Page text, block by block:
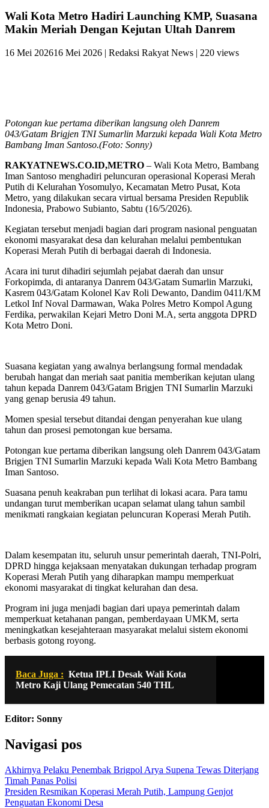
Wali Kota Metro Hadiri Launching KMP, Suasana
Makin Meriah Dengan Kejutan Ultah Danrem
16 Mei 202616 Mei 2026 | Redaksi Rakyat News | 220 views
Potongan kue pertama diberikan langsung oleh Danrem
043/Gatam Brigjen TNI Sumarlin Marzuki kepada Wali Kota Metro
Bambang Iman Santoso.(Foto: Sonny)
RAKYATNEWS.CO.ID,METRO – Wali Kota Metro, Bambang
Iman Santoso menghadiri peluncuran operasional Koperasi Merah
Putih di Kelurahan Yosomulyo, Kecamatan Metro Pusat, Kota
Metro, yang dilakukan secara virtual bersama Presiden Republik
Indonesia, Prabowo Subianto, Sabtu (16/5/2026).
Kegiatan tersebut menjadi bagian dari program nasional penguatan
ekonomi masyarakat desa dan kelurahan melalui pembentukan
Koperasi Merah Putih di berbagai daerah di Indonesia.
Acara ini turut dihadiri sejumlah pejabat daerah dan unsur
Forkopimda, di antaranya Danrem 043/Gatam Sumarlin Marzuki,
Kasrem 043/Gatam Kolonel Kav Roli Dewanto, Dandim 0411/KM
Letkol Inf Noval Darmawan, Waka Polres Metro Kompol Agung
Ferdika, perwakilan Kejari Metro Doni M.A, serta anggota DPRD
Kota Metro Doni.
Suasana kegiatan yang awalnya berlangsung formal mendadak
berubah hangat dan meriah saat panitia memberikan kejutan ulang
tahun kepada Danrem 043/Gatam Brigjen TNI Sumarlin Marzuki
yang genap berusia 49 tahun.
Momen spesial tersebut ditandai dengan penyerahan kue ulang
tahun dan prosesi pemotongan kue bersama.
Potongan kue pertama diberikan langsung oleh Danrem 043/Gatam
Brigjen TNI Sumarlin Marzuki kepada Wali Kota Metro Bambang
Iman Santoso.
Suasana penuh keakraban pun terlihat di lokasi acara. Para tamu
undangan turut memberikan ucapan selamat ulang tahun sambil
menikmati rangkaian kegiatan peluncuran Koperasi Merah Putih.
Dalam kesempatan itu, seluruh unsur pemerintah daerah, TNI-Polri,
DPRD hingga kejaksaan menyatakan dukungan terhadap program
Koperasi Merah Putih yang diharapkan mampu memperkuat
ekonomi masyarakat di tingkat kelurahan dan desa.
Program ini juga menjadi bagian dari upaya pemerintah dalam
memperkuat ketahanan pangan, pemberdayaan UMKM, serta
meningkatkan kesejahteraan masyarakat melalui sistem ekonomi
berbasis gotong royong.
Baca Juga : Ketua IPLI Desak Wali Kota
Metro Kaji Ulang Pemecatan 540 THL
Editor: Sonny
Navigasi pos
Akhirnya Pelaku Penembak Brigpol Arya Supena Tewas Diterjang
Timah Panas Polisi
Presiden Resmikan Koperasi Merah Putih, Lampung Genjot
Penguatan Ekonomi Desa